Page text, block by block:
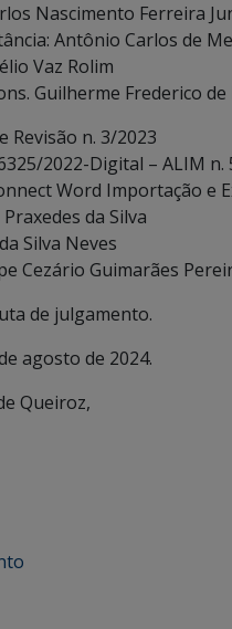
Nascimento Ferreira
Antônio Carlos de
Vaz Rolim
Guilherme Frederico
Revisão n. 3/2023
2022-Digital – ALIM n.
Word Importação e
da Silva
Silva Neves
Cezário Guimarães
de julgamento.
agosto de 2024.
Queiroz,